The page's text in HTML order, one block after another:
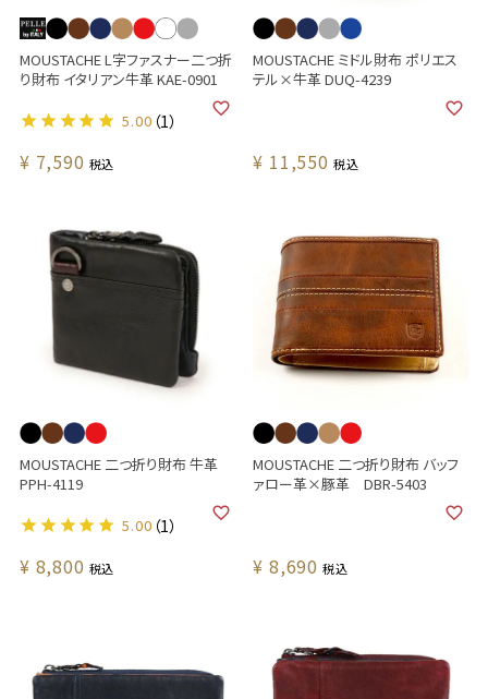
MOUSTACHE L字ファスナー二つ折
り財布 イタリアン牛革 KAE-0901
¥ 7,590 税込
5.00 （1）
MOUSTACHE ミドル財布 ポリエス
テル×牛革 DUQ-4239
¥ 11,550 税込
MOUSTACHE 二つ折り財布 牛革
PPH-4119
¥ 8,800 税込
5.00 （1）
MOUSTACHE 二つ折り財布 バッフ
ァロー革×豚革 DBR-5403
¥ 8,690 税込